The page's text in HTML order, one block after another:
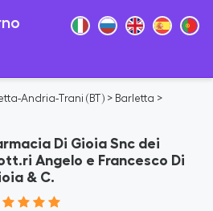
Andria-Trani (BT) > Barletta >
Di Gioia Snc dei
Angelo e Francesco Di
& C.